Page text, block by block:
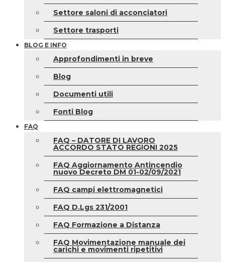
Settore saloni di acconciatori
Settore trasporti
BLOG E INFO
Approfondimenti in breve
Blog
Documenti utili
Fonti Blog
FAQ
FAQ – DATORE DI LAVORO
ACCORDO STATO REGIONI 2025
FAQ Aggiornamento Antincendio
nuovo Decreto DM 01-02/09/2021
FAQ campi elettromagnetici
FAQ D.Lgs 231/2001
FAQ Formazione a Distanza
FAQ Movimentazione manuale dei
carichi e movimenti ripetitivi